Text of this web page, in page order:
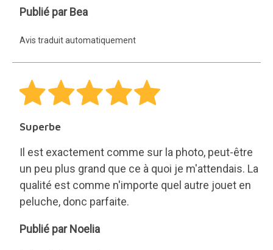
Bea
Publié par Bea
Avis traduit automatiquement
Superbe
Il est exactement comme sur la photo, peut-être
un peu plus grand que ce à quoi je m'attendais. La
qualité est comme n'importe quel autre jouet en
peluche, donc parfaite.
Noelia
Publié par Noelia